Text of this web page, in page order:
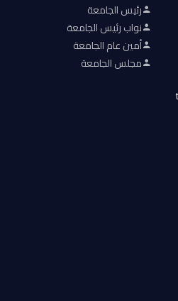
رئيس الجامعة
نواب رئيس الجامعة
أمين عام الجامعة
مجلس الجامعة